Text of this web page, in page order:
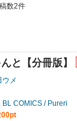
数2件
と【分冊版】
ウメ
BL COMICS / Pureri